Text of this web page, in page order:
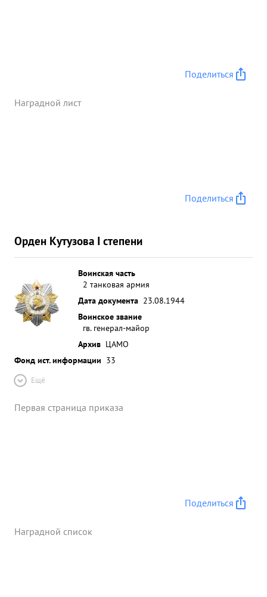
ЛЮБЛИН к ВАРШАВЕ и ведут бои на подступах к
...»
Поделиться
Наградной лист
Поделиться
Орден Кутузова I степени
Воинская часть
2 танковая армия
Дата документа 23.08.1944
Воинское звание
гв. генерал-майор
Архив ЦАМО
Фонд ист. информации 33
Ещё
Первая страница приказа
Поделиться
Наградной список